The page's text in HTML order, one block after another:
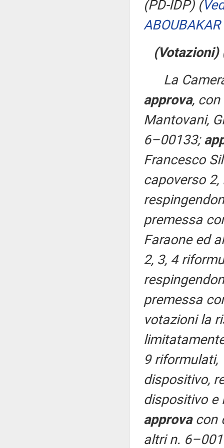
(PD-IDP) (
(Votazioni)
La
approva,
Mantovani,
6–00133;
Francesco
capoverso
premessa
Faraone ed
2, 3, 4
premessa
votazioni la
9 riformulati,
dispositivo,
dispositivo e
approvacon
altri n.